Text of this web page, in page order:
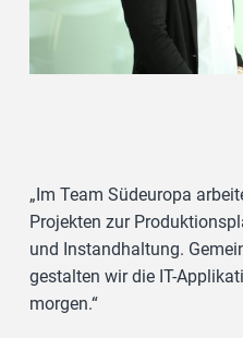
„Im Team Südeuropa
Projekten zur
und Instandhaltung.
gestalten wir die IT-
morgen.“